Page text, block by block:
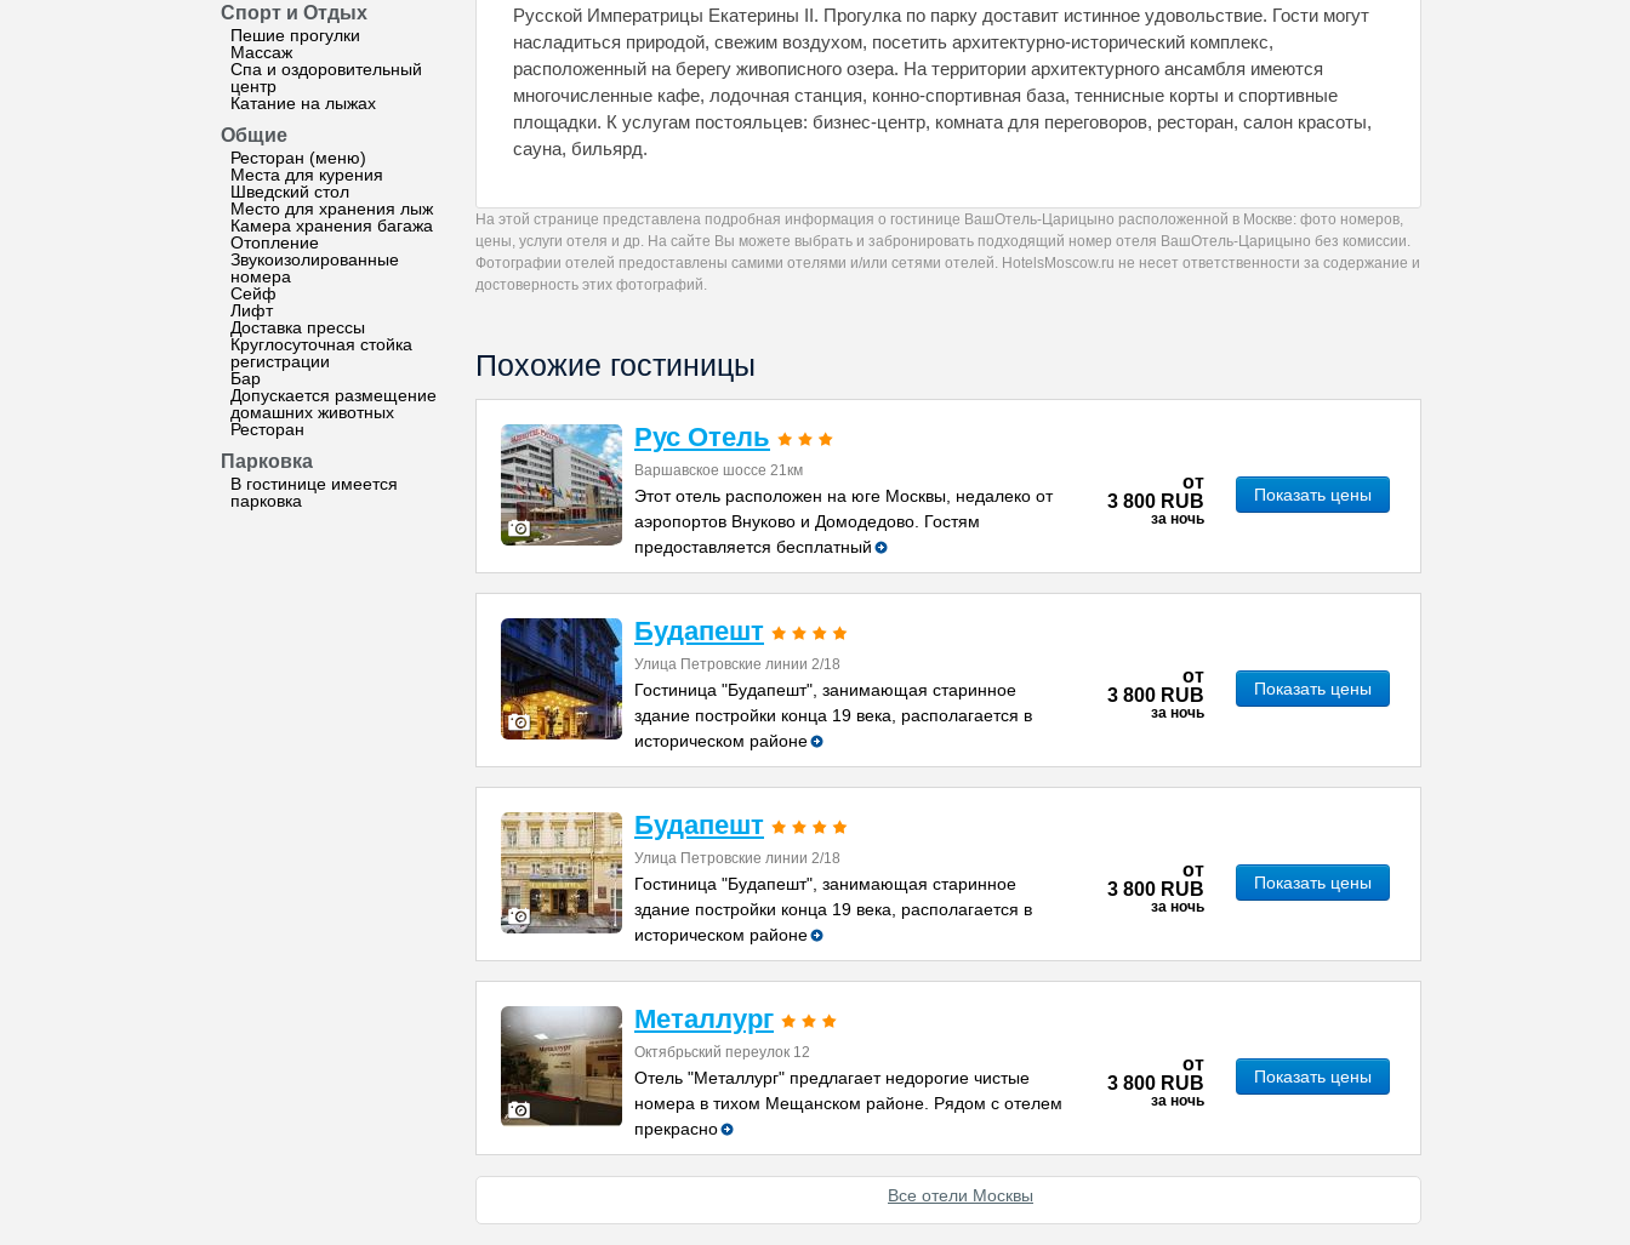
Спорт и Отдых
Пешие прогулки
Массаж
Спа и оздоровительный
центр
Катание на лыжах
Общие
Ресторан (меню)
Места для курения
Шведский стол
Место для хранения лыж
Камера хранения багажа
Отопление
Звукоизолированные
номера
Сейф
Лифт
Доставка прессы
Круглосуточная стойка
регистрации
Бар
Допускается размещение
домашних животных
Ресторан
Парковка
В гостинице имеется
парковка
Русской Императрицы Екатерины II. Прогулка по парку доставит истинное удовольствие. Гости могут
насладиться природой, свежим воздухом, посетить архитектурно-исторический комплекс,
расположенный на берегу живописного озера. На территории архитектурного ансамбля имеются
многочисленные кафе, лодочная станция, конно-спортивная база, теннисные корты и спортивные
площадки. К услугам постояльцев: бизнес-центр, комната для переговоров, ресторан, салон красоты,
сауна, бильярд.
На этой странице представлена подробная информация о гостинице ВашОтель-Царицыно расположенной в Москве: фото номеров,
цены, услуги отеля и др. На сайте Вы можете выбрать и забронировать подходящий номер отеля ВашОтель-Царицыно без комиссии.
Фотографии отелей предоставлены самими отелями и/или сетями отелей. HotelsMoscow.ru не несет ответственности за содержание и
достоверность этих фотографий.
Похожие гостиницы
Рус Отель
Варшавское шоссе 21км
Этот отель расположен на юге Москвы, недалеко от
аэропортов Внуково и Домодедово. Гостям
предоставляется бесплатный
от
3 800 RUB
за ночь
Показать цены
Будапешт
Улица Петровские линии 2/18
Гостиница "Будапешт", занимающая старинное
здание постройки конца 19 века, располагается в
историческом районе
от
3 800 RUB
за ночь
Показать цены
Будапешт
Улица Петровские линии 2/18
Гостиница "Будапешт", занимающая старинное
здание постройки конца 19 века, располагается в
историческом районе
от
3 800 RUB
за ночь
Показать цены
Металлург
Октябрьский переулок 12
Отель "Металлург" предлагает недорогие чистые
номера в тихом Мещанском районе. Рядом с отелем
прекрасно
от
3 800 RUB
за ночь
Показать цены
Все отели Москвы